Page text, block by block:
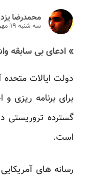
محمدرضا
سه شنبه ۱۹ مهر ۱۳۹۰
» ادعای بی سابقه
دولت ایالات متحده
برای برنامه ریزی
گسترده تروریستی
است.
رسانه های